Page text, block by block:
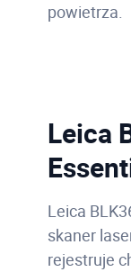
powietrza.
Leica
Leica
skaner
rejestruje